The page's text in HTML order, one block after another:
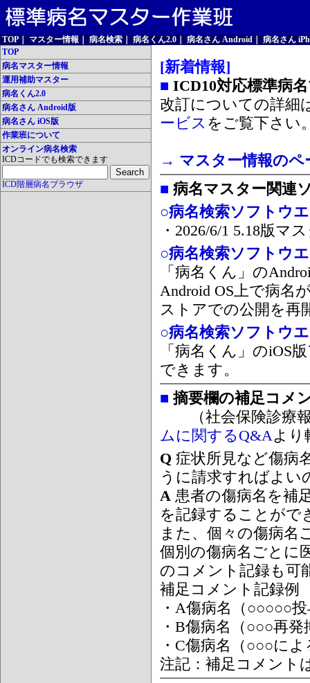
TOP マスター情報 病名検索 病名くん2.0 病名さん Android
病名さん
TOP
病名マスター情報
運用補助マスター
病名くん2.0
病名さん Android版
病名さん iOS版
作業班について
オンライン病名検索
ICDコードでも検索できます
ICD階層病名ブラウザ
[新着情報]
■ ICD10対応標準病
改訂についての詳細
ービス をご覧下さい
→ マスター情報のペ
■ 病名マスター関連
○病名検索ソフトウ
・2026/6/1 5.18版マ
○病名検索ソフトウ
「病名くん」の
Android OS上で病名
ストアでの公開を再
○病名検索ソフトウ
「病名くん」のiOS
できます。
■ 摘要欄の補足コメ
（社会保険診療報
ムに関するQ&Aより
Q 症状所見など傷病
うに請求すればよい
A 患者の傷病名を補
を記録することがで
また、個々の傷病名
個別の傷病名ごとに
のコメント記録も可
補足コメント記録例
・A傷病名（○○○○○
・B傷病名（○○○再
・C傷病名（○○○に
注記：補足コメント